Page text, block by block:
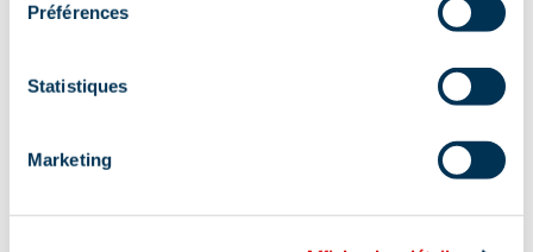
Préférences
Statistiques
Marketing
Gittaz, 73550 Méribel